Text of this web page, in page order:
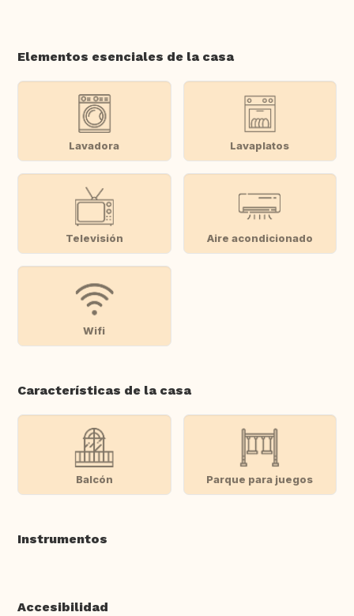
Elementos esenciales de la casa
Lavadora Lavaplatos
Televisión Aire acondicionado
Wifi
Características de la casa
Balcón Parque para juegos
Instrumentos
Accesibilidad